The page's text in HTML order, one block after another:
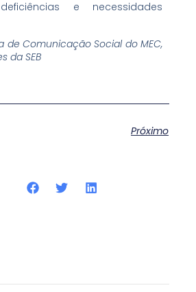
e necessidades
de Comunicação Social do MEC,
da SEB
Próximo